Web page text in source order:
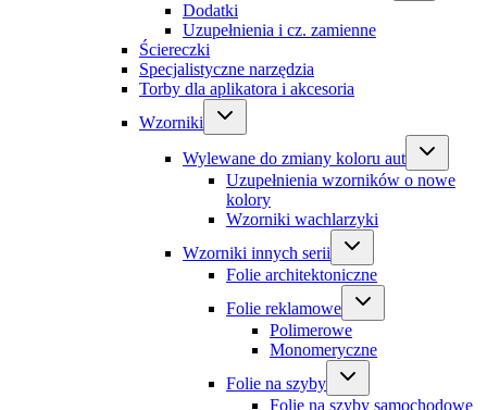
Dodatki
Uzupełnienia i cz. zamienne
Ściereczki
Specjalistyczne narzędzia
Torby dla aplikatora i akcesoria
Wzorniki
Wylewane do zmiany koloru aut
Uzupełnienia wzorników o nowe
kolory
Wzorniki wachlarzyki
Wzorniki innych serii
Folie architektoniczne
Folie reklamowe
Polimerowe
Monomeryczne
Folie na szyby
Folie na szyby samochodowe